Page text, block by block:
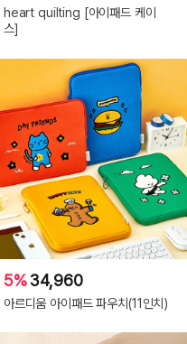
heart quilting [아이패드 케이
스]
5%34,960
아르디움 아이패드 파우치(11인치)